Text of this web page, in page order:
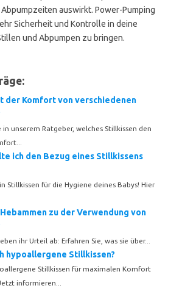
auswirkt. Power-Pumping
Sicherheit und Kontrolle in deine
und Abpumpen zu bringen.
der Komfort von verschiedenen
in unserem Ratgeber, welches Stillkissen den
ich den Bezug eines Stillkissens
Stillkissen für die Hygiene deines Babys! Hier
zu der Verwendung von
ihr Urteil ab: Erfahren Sie, was sie über...
hypoallergene Stillkissen?
Stillkissen für maximalen Komfort
informieren...